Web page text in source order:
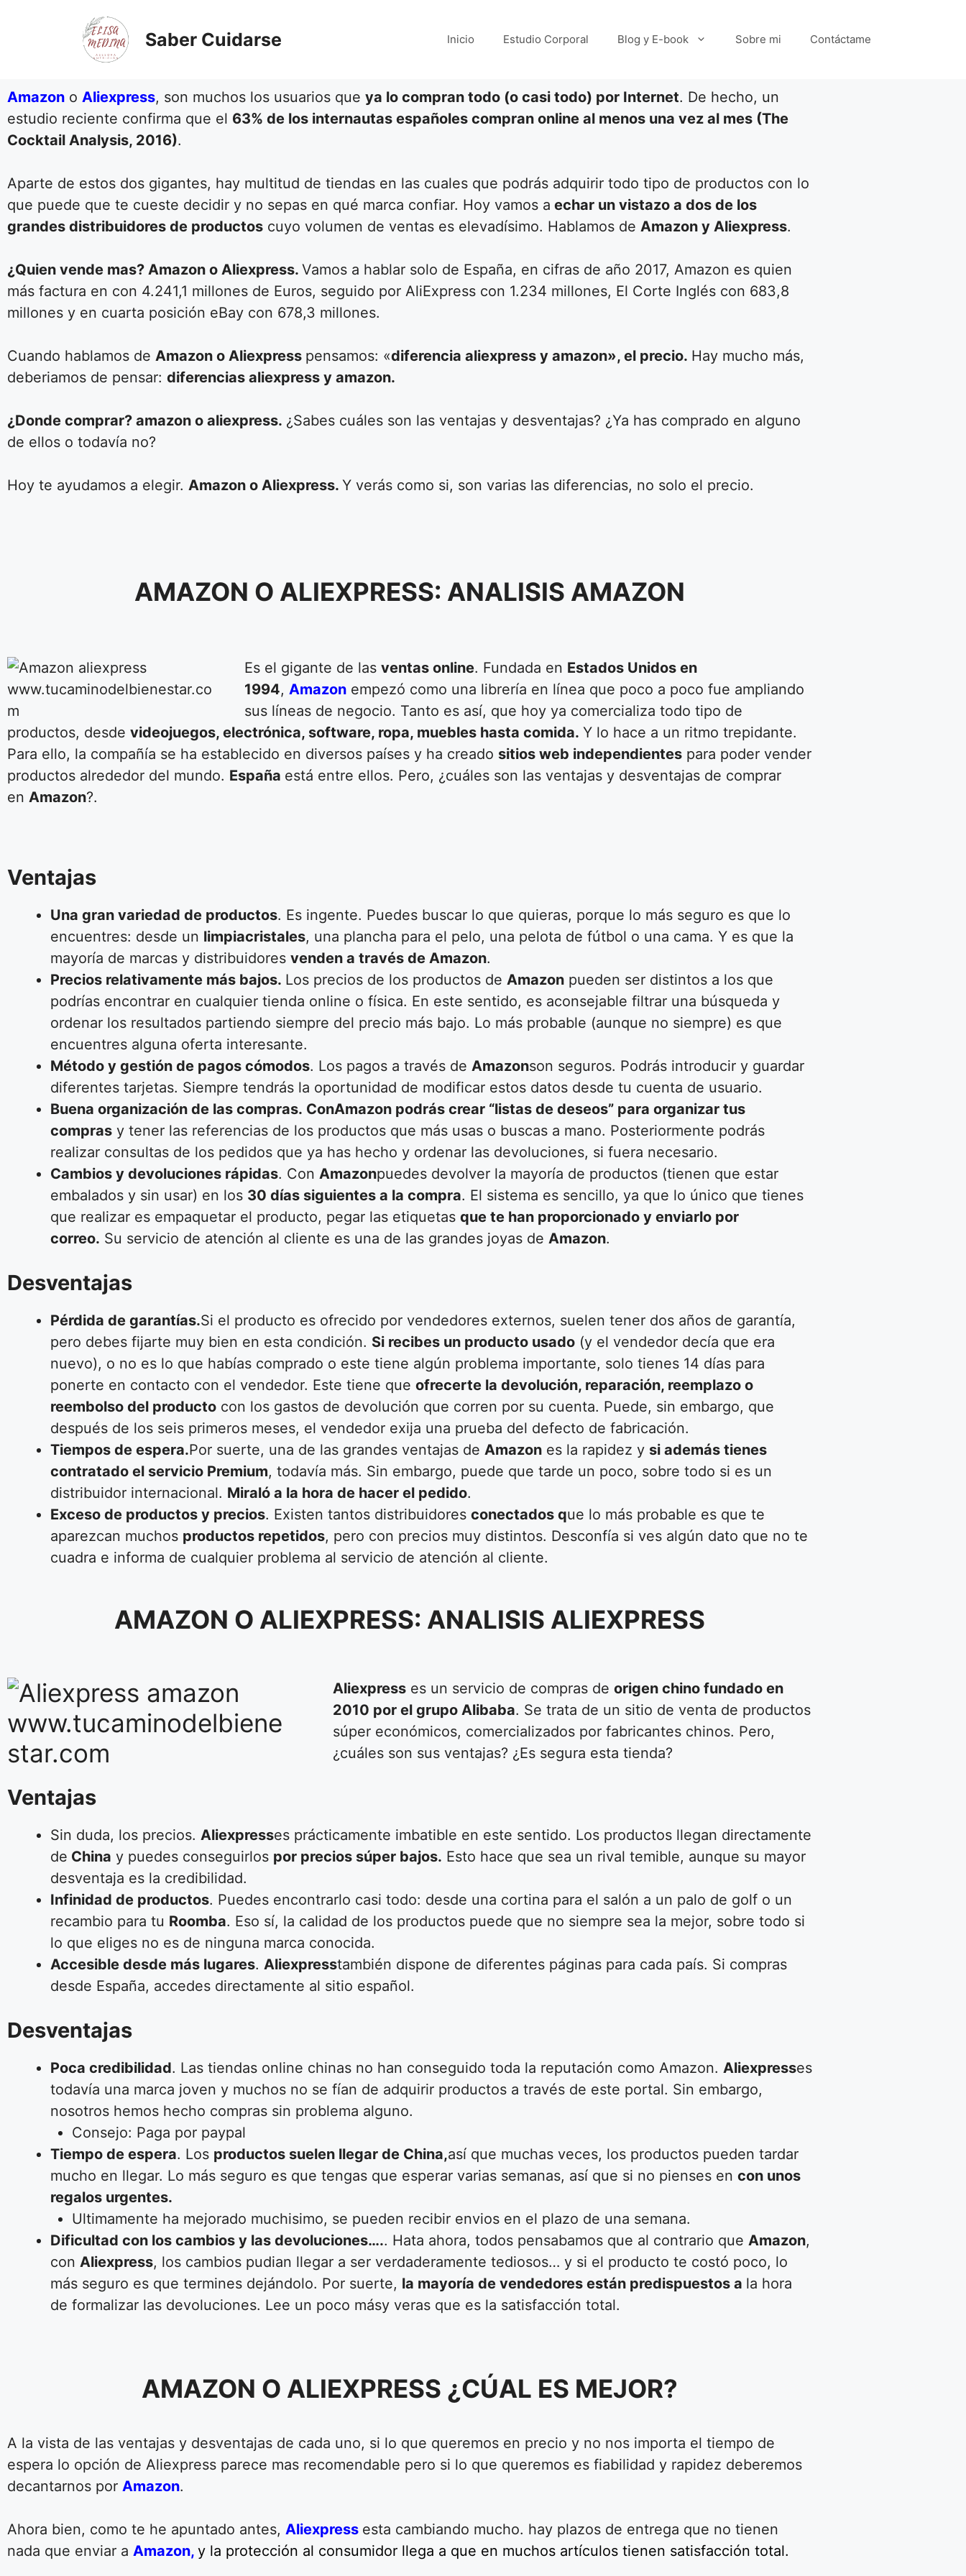
Saber Cuidarse Inicio Estudio Corporal Blog y E-book Sobre mi Contáctame
Amazon o Aliexpress, son muchos los usuarios que ya lo compran todo (o casi todo) por Internet. De hecho, un
estudio reciente confirma que el 63% de los internautas españoles compran online al menos una vez al mes (The
Cocktail Analysis, 2016).
Aparte de estos dos gigantes, hay multitud de tiendas en las cuales que podrás adquirir todo tipo de productos con lo
que puede que te cueste decidir y no sepas en qué marca confiar. Hoy vamos a echar un vistazo a dos de los
grandes distribuidores de productos cuyo volumen de ventas es elevadísimo. Hablamos de Amazon y Aliexpress.
¿Quien vende mas? Amazon o Aliexpress. Vamos a hablar solo de España, en cifras de año 2017, Amazon es quien
más factura en con 4.241,1 millones de Euros, seguido por AliExpress con 1.234 millones, El Corte Inglés con 683,8
millones y en cuarta posición eBay con 678,3 millones.
Cuando hablamos de Amazon o Aliexpress pensamos: «diferencia aliexpress y amazon», el precio. Hay mucho más,
deberiamos de pensar: diferencias aliexpress y amazon.
¿Donde comprar? amazon o aliexpress. ¿Sabes cuáles son las ventajas y desventajas? ¿Ya has comprado en alguno
de ellos o todavía no?
Hoy te ayudamos a elegir. Amazon o Aliexpress. Y verás como si, son varias las diferencias, no solo el precio.
AMAZON O ALIEXPRESS: ANALISIS AMAZON
Es el gigante de las ventas online. Fundada en Estados Unidos en
1994, Amazon empezó como una librería en línea que poco a poco fue ampliando
sus líneas de negocio. Tanto es así, que hoy ya comercializa todo tipo de
productos, desde videojuegos, electrónica, software, ropa, muebles hasta comida. Y lo hace a un ritmo trepidante.
Para ello, la compañía se ha establecido en diversos países y ha creado sitios web independientes para poder vender
productos alrededor del mundo. España está entre ellos. Pero, ¿cuáles son las ventajas y desventajas de comprar
en Amazon?.
Ventajas
Una gran variedad de productos. Es ingente. Puedes buscar lo que quieras, porque lo más seguro es que lo
encuentres: desde un limpiacristales, una plancha para el pelo, una pelota de fútbol o una cama. Y es que la
mayoría de marcas y distribuidores venden a través de Amazon.
Precios relativamente más bajos. Los precios de los productos de Amazon pueden ser distintos a los que
podrías encontrar en cualquier tienda online o física. En este sentido, es aconsejable filtrar una búsqueda y
ordenar los resultados partiendo siempre del precio más bajo. Lo más probable (aunque no siempre) es que
encuentres alguna oferta interesante.
Método y gestión de pagos cómodos. Los pagos a través de Amazonson seguros. Podrás introducir y guardar
diferentes tarjetas. Siempre tendrás la oportunidad de modificar estos datos desde tu cuenta de usuario.
Buena organización de las compras. ConAmazon podrás crear “listas de deseos” para organizar tus
compras y tener las referencias de los productos que más usas o buscas a mano. Posteriormente podrás
realizar consultas de los pedidos que ya has hecho y ordenar las devoluciones, si fuera necesario.
Cambios y devoluciones rápidas. Con Amazonpuedes devolver la mayoría de productos (tienen que estar
embalados y sin usar) en los 30 días siguientes a la compra. El sistema es sencillo, ya que lo único que tienes
que realizar es empaquetar el producto, pegar las etiquetas que te han proporcionado y enviarlo por
correo. Su servicio de atención al cliente es una de las grandes joyas de Amazon.
Desventajas
Pérdida de garantías.Si el producto es ofrecido por vendedores externos, suelen tener dos años de garantía,
pero debes fijarte muy bien en esta condición. Si recibes un producto usado (y el vendedor decía que era
nuevo), o no es lo que habías comprado o este tiene algún problema importante, solo tienes 14 días para
ponerte en contacto con el vendedor. Este tiene que ofrecerte la devolución, reparación, reemplazo o
reembolso del producto con los gastos de devolución que corren por su cuenta. Puede, sin embargo, que
después de los seis primeros meses, el vendedor exija una prueba del defecto de fabricación.
Tiempos de espera.Por suerte, una de las grandes ventajas de Amazon es la rapidez y si además tienes
contratado el servicio Premium, todavía más. Sin embargo, puede que tarde un poco, sobre todo si es un
distribuidor internacional. Miraló a la hora de hacer el pedido.
Exceso de productos y precios. Existen tantos distribuidores conectados que lo más probable es que te
aparezcan muchos productos repetidos, pero con precios muy distintos. Desconfía si ves algún dato que no te
cuadra e informa de cualquier problema al servicio de atención al cliente.
AMAZON O ALIEXPRESS: ANALISIS ALIEXPRESS
Aliexpresses un servicio de compras de origen chino fundado en
2010 por el grupo Alibaba. Se trata de un sitio de venta de productos
súper económicos, comercializados por fabricantes chinos. Pero,
¿cuáles son sus ventajas? ¿Es segura esta tienda?
Ventajas
Sin duda, los precios. Aliexpresses prácticamente imbatible en este sentido. Los productos llegan directamente
de China y puedes conseguirlos por precios súper bajos. Esto hace que sea un rival temible, aunque su mayor
desventaja es la credibilidad.
Infinidad de productos. Puedes encontrarlo casi todo: desde una cortina para el salón a un palo de golf o un
recambio para tu Roomba. Eso sí, la calidad de los productos puede que no siempre sea la mejor, sobre todo si
lo que eliges no es de ninguna marca conocida.
Accesible desde más lugares. Aliexpresstambién dispone de diferentes páginas para cada país. Si compras
desde España, accedes directamente al sitio español.
Desventajas
Poca credibilidad. Las tiendas online chinas no han conseguido toda la reputación como Amazon. Aliexpresses
todavía una marca joven y muchos no se fían de adquirir productos a través de este portal. Sin embargo,
nosotros hemos hecho compras sin problema alguno.
Consejo: Paga por paypal
Tiempo de espera. Los productos suelen llegar de China,así que muchas veces, los productos pueden tardar
mucho en llegar. Lo más seguro es que tengas que esperar varias semanas, así que si no pienses en con unos
regalos urgentes.
Ultimamente ha mejorado muchisimo, se pueden recibir envios en el plazo de una semana.
Dificultad con los cambios y las devoluciones….. Hata ahora, todos pensabamos que al contrario que Amazon,
con Aliexpress, los cambios pudian llegar a ser verdaderamente tediosos… y si el producto te costó poco, lo
más seguro es que termines dejándolo. Por suerte, la mayoría de vendedores están predispuestos a la hora
de formalizar las devoluciones. Lee un poco másy veras que es la satisfacción total.
AMAZON O ALIEXPRESS ¿CÚAL ES MEJOR?
A la vista de las ventajas y desventajas de cada uno, si lo que queremos en precio y no nos importa el tiempo de
espera lo opción de Aliexpress parece mas recomendable pero si lo que queremos es fiabilidad y rapidez deberemos
decantarnos por Amazon.
Ahora bien, como te he apuntado antes, Aliexpress esta cambiando mucho. hay plazos de entrega que no tienen
nada que enviar a Amazon, y la protección al consumidor llega a que en muchos artículos tienen satisfacción total.